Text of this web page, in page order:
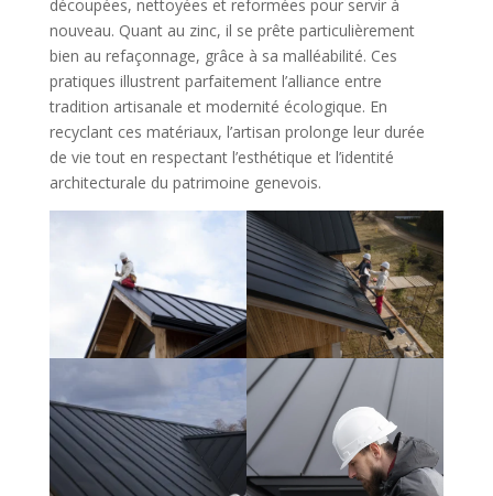
découpées, nettoyées et reformées pour servir à
nouveau. Quant au zinc, il se prête particulièrement
bien au refaçonnage, grâce à sa malléabilité. Ces
pratiques illustrent parfaitement l’alliance entre
tradition artisanale et modernité écologique. En
recyclant ces matériaux, l’artisan prolonge leur durée
de vie tout en respectant l’esthétique et l’identité
architecturale du patrimoine genevois.